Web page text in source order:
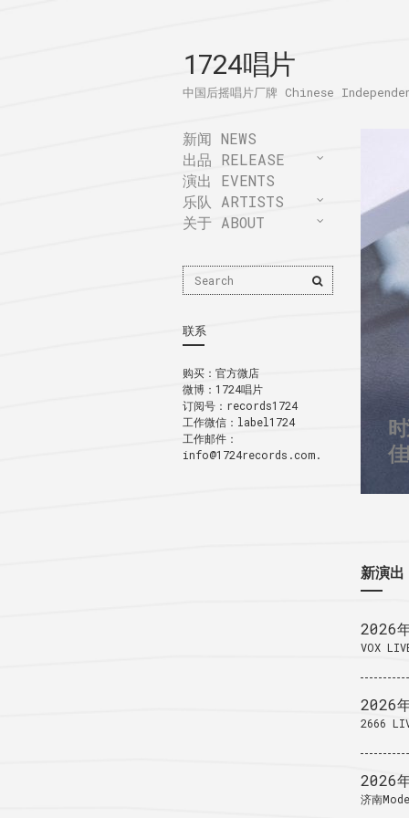
1724唱片
中国后摇唱片厂牌 Chinese
新闻 NEWS
出品 RELEASE
演出 EVENTS
乐队 ARTISTS
关于 ABOUT
Search
for:
Search
联系
购买： 官方微店
微博： 1724唱片
订阅号：records1724
工作微信：label1724
工作邮件：
info@1724records.com.
新演出
2026
VOX
2026
2666
2026
济南